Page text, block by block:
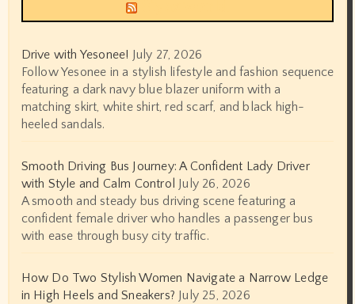
Drive with Yesonee! July 27, 2026
Follow Yesonee in a stylish lifestyle and fashion sequence
featuring a dark navy blue blazer uniform with a
matching skirt, white shirt, red scarf, and black high-
heeled sandals.
Smooth Driving Bus Journey: A Confident Lady Driver
with Style and Calm Control July 26, 2026
A smooth and steady bus driving scene featuring a
confident female driver who handles a passenger bus
with ease through busy city traffic.
How Do Two Stylish Women Navigate a Narrow Ledge
in High Heels and Sneakers? July 25, 2026